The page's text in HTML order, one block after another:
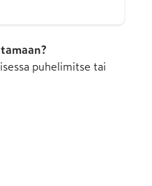
puhelimitse tai